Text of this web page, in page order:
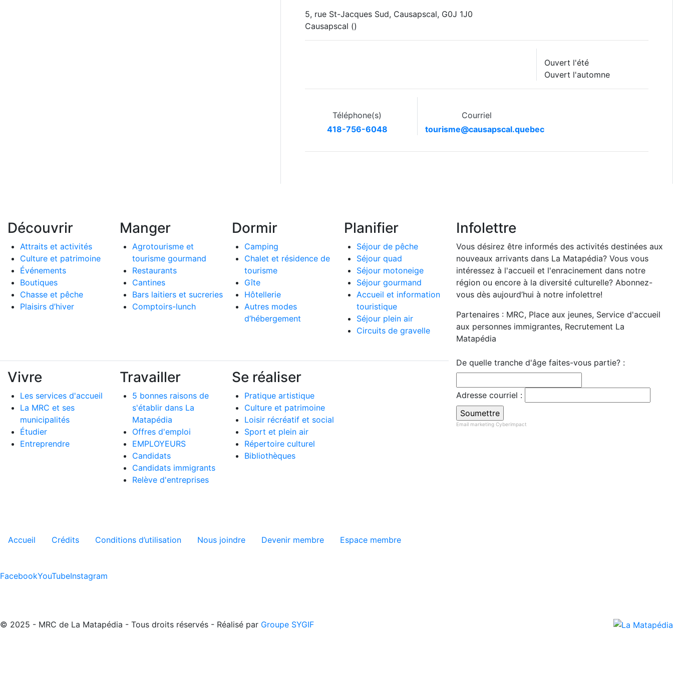
5, rue St-Jacques Sud, Causapscal, G0J 1J0
Causapscal ()
Ouvert l'été
Ouvert l'automne
Téléphone(s)
418-756-6048
Courriel
tourisme@causapscal.quebec
Découvrir
Attraits et activités
Culture et patrimoine
Événements
Boutiques
Chasse et pêche
Plaisirs d’hiver
Manger
Agrotourisme et
tourisme gourmand
Restaurants
Cantines
Bars laitiers et sucreries
Comptoirs-lunch
Dormir
Camping
Chalet et résidence de
tourisme
Gîte
Hôtellerie
Autres modes
d’hébergement
Planifier
Séjour de pêche
Séjour quad
Séjour motoneige
Séjour gourmand
Accueil et information
touristique
Séjour plein air
Circuits de gravelle
Vivre
Les services d'accueil
La MRC et ses
municipalités
Étudier
Entreprendre
Travailler
5 bonnes raisons de
s'établir dans La
Matapédia
Offres d'emploi
EMPLOYEURS
Candidats
Candidats immigrants
Relève d'entreprises
Se réaliser
Pratique artistique
Culture et patrimoine
Loisir récréatif et social
Sport et plein air
Répertoire culturel
Bibliothèques
Infolettre
Vous désirez être informés des activités destinées aux
nouveaux arrivants dans La Matapédia? Vous vous
intéressez à l'accueil et l'enracinement dans notre
région ou encore à la diversité culturelle? Abonnez-
vous dès aujourd’hui à notre infolettre!
Partenaires : MRC, Place aux jeunes, Service d'accueil
aux personnes immigrantes, Recrutement La
Matapédia
De quelle tranche d'âge faites-vous partie? :
Adresse courriel :
Email marketing Cyberimpact
Menu tertiaire de pied de page
Accueil Crédits Conditions d’utilisation Nous joindre Devenir membre Espace membre
FacebookYouTubeInstagram
© 2025 - MRC de La Matapédia - Tous droits réservés - Réalisé par Groupe SYGIF